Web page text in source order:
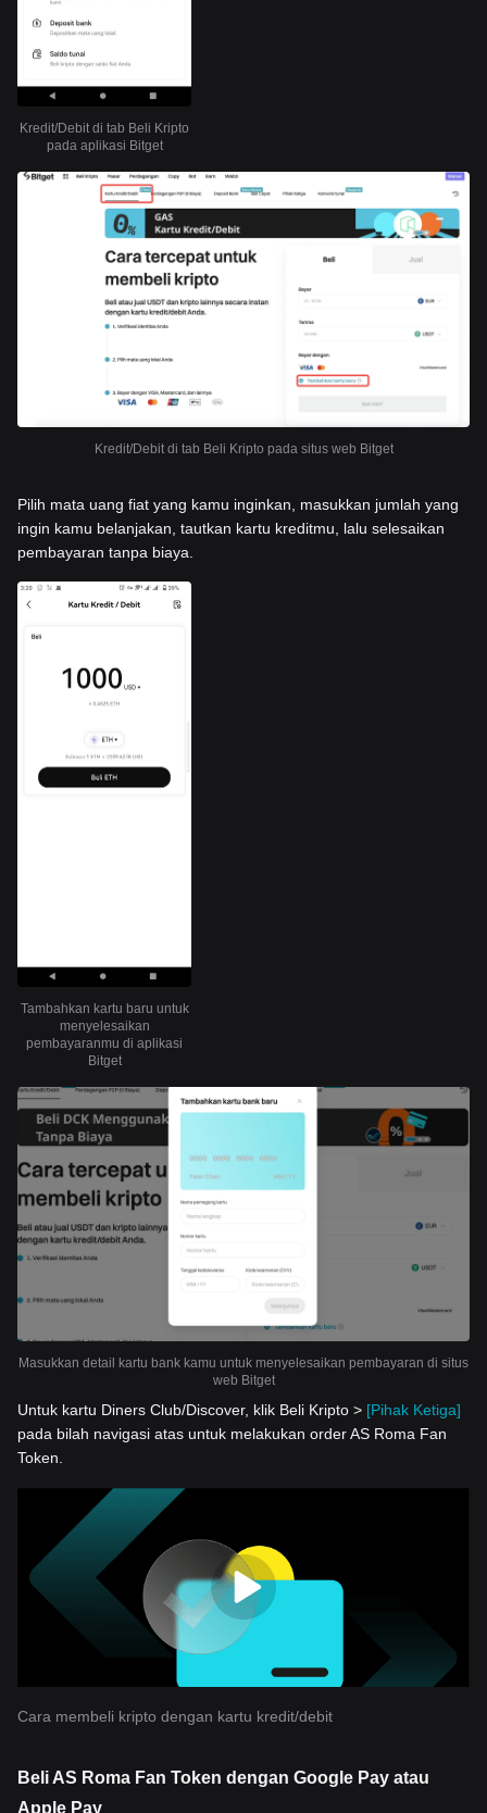
Kredit/Debit di tab Beli Kripto
pada aplikasi Bitget
Kredit/Debit di tab Beli Kripto pada situs web Bitget
Pilih mata uang fiat yang kamu inginkan, masukkan jumlah yang
ingin kamu belanjakan, tautkan kartu kreditmu, lalu selesaikan
pembayaran tanpa biaya.
Tambahkan kartu baru untuk
menyelesaikan
pembayaranmu di aplikasi
Bitget
Masukkan detail kartu bank kamu untuk menyelesaikan pembayaran di situs
web Bitget
Untuk kartu Diners Club/Discover, klik Beli Kripto > [Pihak Ketiga]
pada bilah navigasi atas untuk melakukan order AS Roma Fan
Token.
Cara membeli kripto dengan kartu kredit/debit
Beli AS Roma Fan Token dengan Google Pay atau
Apple Pay